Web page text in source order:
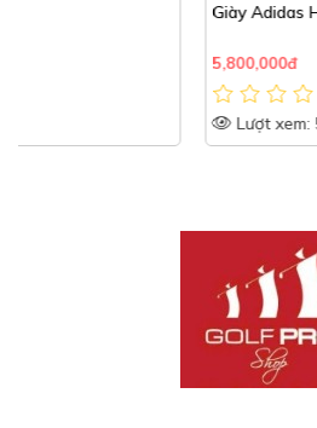
Giày Adidas HQ0042 – Bứt Tốc